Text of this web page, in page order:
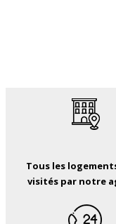
Tous les
visités par notre